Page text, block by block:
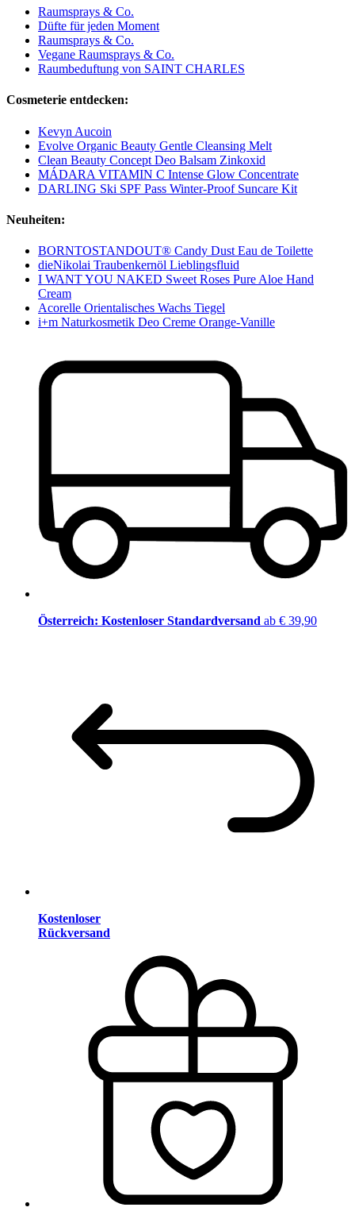
Raumsprays & Co.
Düfte für jeden Moment
Raumsprays & Co.
Vegane Raumsprays & Co.
Raumbeduftung von SAINT CHARLES
Cosmeterie entdecken:
Kevyn Aucoin
Evolve Organic Beauty Gentle Cleansing Melt
Clean Beauty Concept Deo Balsam Zinkoxid
MÁDARA VITAMIN C Intense Glow Concentrate
DARLING Ski SPF Pass Winter-Proof Suncare Kit
Neuheiten:
BORNTOSTANDOUT® Candy Dust Eau de Toilette
dieNikolai Traubenkernöl Lieblingsfluid
I WANT YOU NAKED Sweet Roses Pure Aloe Hand
Cream
Acorelle Orientalisches Wachs Tiegel
i+m Naturkosmetik Deo Creme Orange-Vanille
Österreich: Kostenloser Standardversand ab € 39,90
Kostenloser
Rückversand